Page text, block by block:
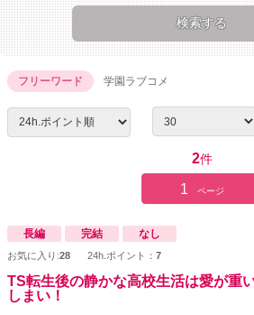
フリーワード 学園ラブコメ
2件
1 ページ
長編 完結 なし
お気に入り:28 24h.ポイント： 7
TS転生後の静かな高校生活は愛が重
しまい！